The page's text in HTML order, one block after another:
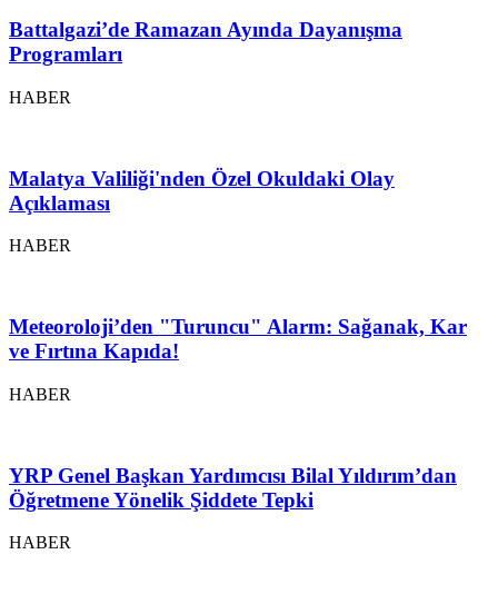
Battalgazi’de Ramazan Ayında Dayanışma
Programları
HABER
Malatya Valiliği'nden Özel Okuldaki Olay
Açıklaması
HABER
Meteoroloji’den "Turuncu" Alarm: Sağanak, Kar
ve Fırtına Kapıda!
HABER
YRP Genel Başkan Yardımcısı Bilal Yıldırım’dan
Öğretmene Yönelik Şiddete Tepki
HABER